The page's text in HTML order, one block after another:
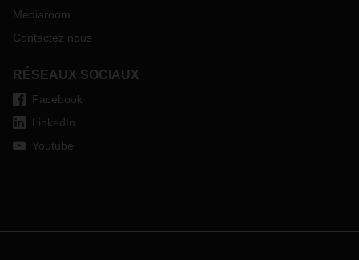
Mediaroom
Contactez nous
RÉSEAUX SOCIAUX
Facebook
LinkedIn
Youtube